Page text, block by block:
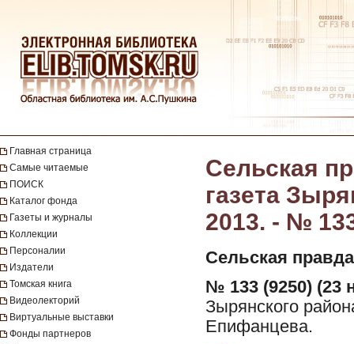
Главная страница
Самые читаемые
ПОИСК
Каталог фонда
Газеты и журналы
Коллекции
Персоналии
Издатели
Томская книга
Видеолекторий
Виртуальные выставки
Фонды партнеров
Сельская
газета
2013. - №
Сельская
№ 133 (9250) (23
Зырянского
Епифанцева.